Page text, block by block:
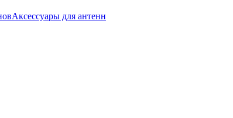
Аксессуары для антенн